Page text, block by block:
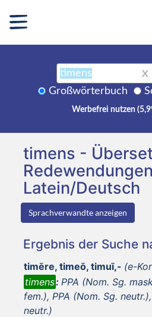
X
Großwörterbuch
Werbefrei nutzen
timens -
Redewendungen
Latein/Deutsch
Sprachverwandte anzeigen
Ergebnis der Suche
timēre, timeō, timuī,- (e-
timens: PPA (Nom. Sg.
fem.), PPA (Nom. Sg.
neutr.)